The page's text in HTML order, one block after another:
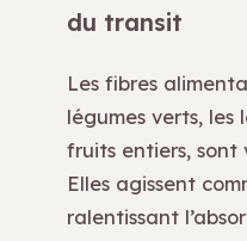
du transit
Les fibres
légumes verts, les
fruits entiers, sont
Elles agissent
ralentissant